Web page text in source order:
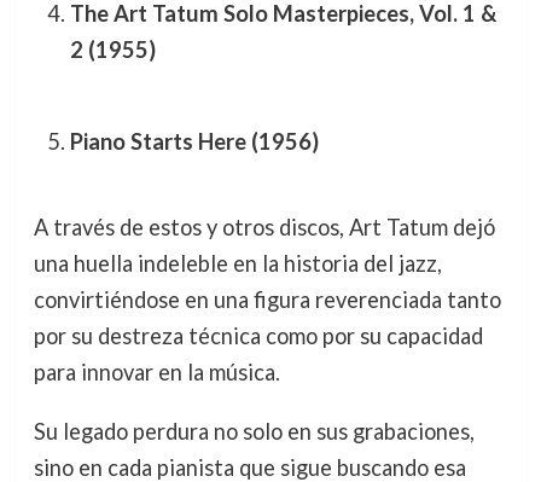
The Art Tatum Solo Masterpieces, Vol. 1 &
2 (1955)
Piano Starts Here (1956)
A través de estos y otros discos, Art Tatum dejó
una huella indeleble en la historia del jazz,
convirtiéndose en una figura reverenciada tanto
por su destreza técnica como por su capacidad
para innovar en la música.
Su legado perdura no solo en sus grabaciones,
sino en cada pianista que sigue buscando esa